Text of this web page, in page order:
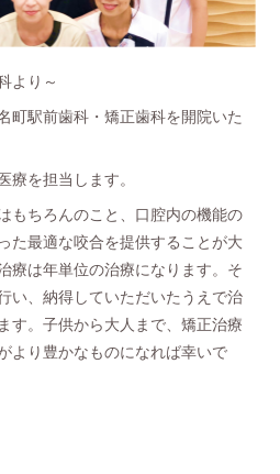
より～
町駅前歯科・矯正歯科を開院いた
療を担当します。
もちろんのこと、口腔内の機能の
た最適な咬合を提供することが大
療は年単位の治療になります。そ
い、納得していただいたうえで治
す。子供から大人まで、矯正治療
より豊かなものになれば幸いで